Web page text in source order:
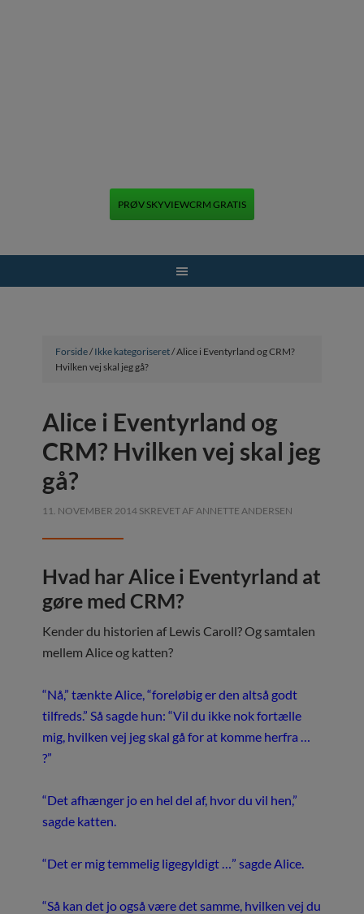
PRØV SKYVIEWCRM GRATIS
Forside/Ikke kategoriseret/ Alice i Eventyrland og CRM?
Hvilken vej skal jeg gå?
Alice i Eventyrland og
CRM? Hvilken vej skal jeg
gå?
11. NOVEMBER 2014 SKREVET AFANNETTE ANDERSEN
Hvad har Alice i Eventyrland at
gøre med CRM?
Kender du historien af Lewis Caroll? Og samtalen
mellem Alice og katten?
“Nå,” tænkte Alice, “foreløbig er den altså godt
tilfreds.” Så sagde hun: “Vil du ikke nok fortælle
mig, hvilken vej jeg skal gå for at komme herfra …
?”
“Det afhænger jo en hel del af, hvor du vil hen,”
sagde katten.
“Det er mig temmelig ligegyldigt …” sagde Alice.
“Så kan det jo også være det samme, hvilken vej du